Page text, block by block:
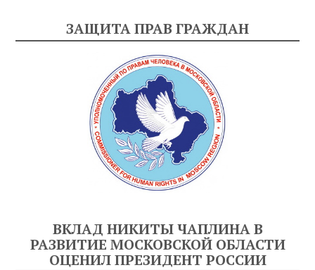
ЗАЩИТА ПРАВ ГРАЖДАН
ВКЛАД НИКИТЫ ЧАПЛИНА В
РАЗВИТИЕ МОСКОВСКОЙ ОБЛАСТИ
ОЦЕНИЛ ПРЕЗИДЕНТ РОССИИ